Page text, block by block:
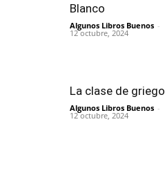
Blanco
Algunos Libros Buenos -
12 octubre, 2024
La clase de griego
Algunos Libros Buenos -
12 octubre, 2024